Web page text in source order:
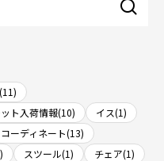
ト入荷情報(10)
イス(1)
コーディネート(13)
スツール(1)
チェア(1)